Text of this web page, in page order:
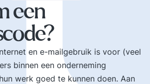
een
en e-mailgebruik is voor (veel
binnen een onderneming
werk goed te kunnen doen. Aan